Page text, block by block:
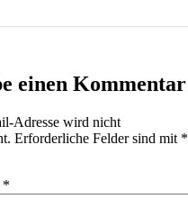
einen Kommentar
Adresse wird nicht
Erforderliche Felder sind mit *
*